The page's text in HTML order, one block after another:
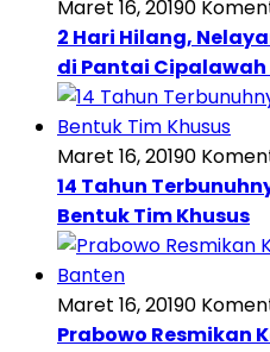
Maret 16, 20190
2 Hari Hilang,
di Pantai
Maret 16, 20190
14 Tahun
Bentuk Tim Khusus
Maret 16, 20190
Prabowo Resmikan